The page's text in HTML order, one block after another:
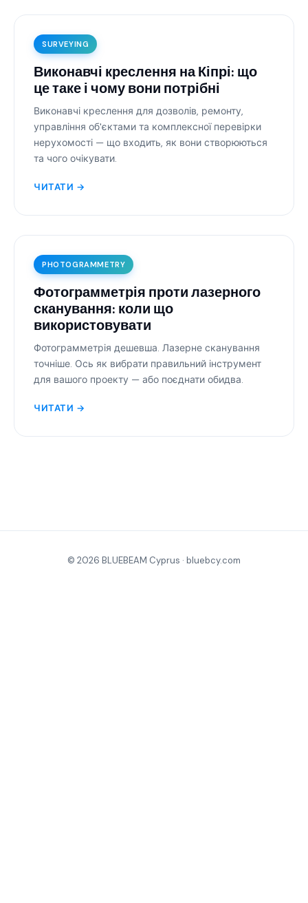
SURVEYING
Виконавчі креслення на Кіпрі: що
це таке і чому вони потрібні
Виконавчі креслення для дозволів, ремонту,
управління об'єктами та комплексної перевірки
нерухомості — що входить, як вони створюються
та чого очікувати.
ЧИТАТИ →
PHOTOGRAMMETRY
Фотограмметрія проти лазерного
сканування: коли що
використовувати
Фотограмметрія дешевша. Лазерне сканування
точніше. Ось як вибрати правильний інструмент
для вашого проекту — або поєднати обидва.
ЧИТАТИ →
© 2026 BLUEBEAM Cyprus · bluebcy.com